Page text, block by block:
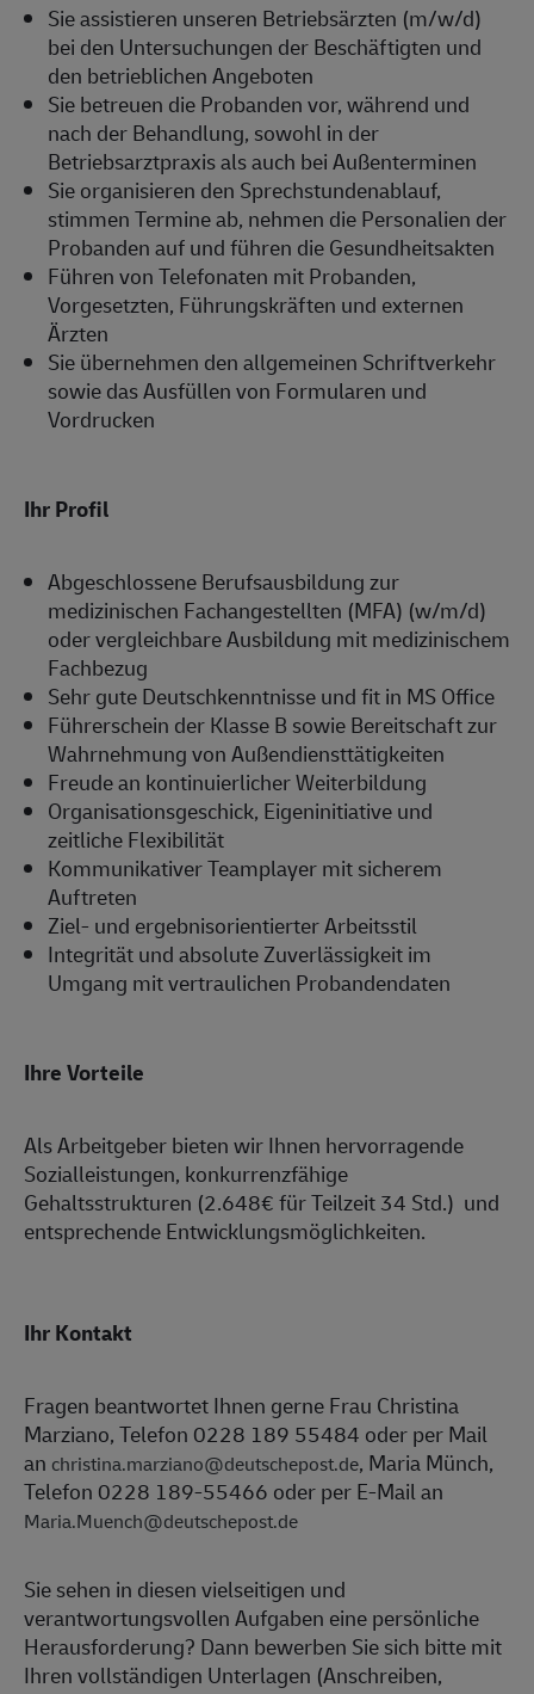
Sie assistieren unseren Betriebsärzten (m/w/d)
bei den Untersuchungen der Beschäftigten und
den betrieblichen Angeboten
Sie betreuen die Probanden vor, während und
nach der Behandlung, sowohl in der
Betriebsarztpraxis als auch bei Außenterminen
Sie organisieren den Sprechstundenablauf,
stimmen Termine ab, nehmen die Personalien der
Probanden auf und führen die Gesundheitsakten
Führen von Telefonaten mit Probanden,
Vorgesetzten, Führungskräften und externen
Ärzten
Sie übernehmen den allgemeinen Schriftverkehr
sowie das Ausfüllen von Formularen und
Vordrucken
Ihr Profil
Abgeschlossene Berufsausbildung zur
medizinischen Fachangestellten (MFA) (w/m/d)
oder vergleichbare Ausbildung mit medizinischem
Fachbezug
Sehr gute Deutschkenntnisse und fit in MS Office
Führerschein der Klasse B sowie Bereitschaft zur
Wahrnehmung von Außendiensttätigkeiten
Freude an kontinuierlicher Weiterbildung
Organisationsgeschick, Eigeninitiative und
zeitliche Flexibilität
Kommunikativer Teamplayer mit sicherem
Auftreten
Ziel- und ergebnisorientierter Arbeitsstil
Integrität und absolute Zuverlässigkeit im
Umgang mit vertraulichen Probandendaten
Ihre Vorteile
Als Arbeitgeber bieten wir Ihnen hervorragende
Sozialleistungen, konkurrenzfähige
Gehaltsstrukturen (2.648€ für Teilzeit 34 Std.) und
entsprechende Entwicklungsmöglichkeiten.
Ihr Kontakt
Fragen beantwortet Ihnen gerne Frau Christina
Marziano, Telefon 0228 189 55484 oder per Mail
an christina.marziano@deutschepost.de, Maria Münch,
Telefon 0228 189-55466 oder per E-Mail an
Maria.Muench@deutschepost.de
Sie sehen in diesen vielseitigen und
verantwortungsvollen Aufgaben eine persönliche
Herausforderung? Dann bewerben Sie sich bitte mit
Ihren vollständigen Unterlagen (Anschreiben,